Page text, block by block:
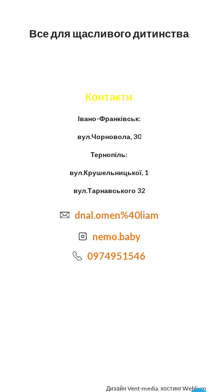
Все для щасливого дитинства
Контакти
Івано-Франківськ:
вул.Чорновола, 30
Тернопіль:
вул.Крушельницької, 1
вул.Тарнавського 32
dnal.omen%40liam
nemo.baby
0974951546
Дизайн Vent-media, хостингWeblium